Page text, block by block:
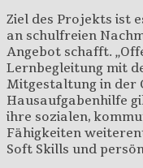
Ziel des Projekts ist
an schulfreien
Angebot schafft.
Lernbegleitung mit
Mitgestaltung in der
Hausaufgabenhilfe
ihre sozialen,
Fähigkeiten
Soft Skills und